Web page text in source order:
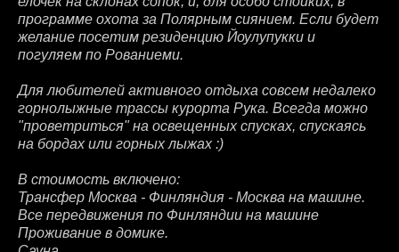
программе охота за Полярным сиянием. Если будет
желание посетим резиденцию Йоулупукки и
погуляем по Рованиеми.
Для любителей активного отдыха совсем недалеко
горнолыжные трассы курорта Рука. Всегда можно
"проветриться" на освещенных спусках, спускаясь
на бордах или горных лыжах :)
В стоимость включено:
Трансфер Москва - Финляндия - Москва на машине.
Все передвижения по Финляндии на машине
Проживание в домике.